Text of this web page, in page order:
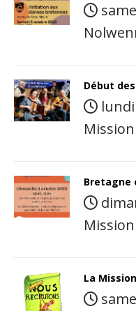
Début
Bretagne
La